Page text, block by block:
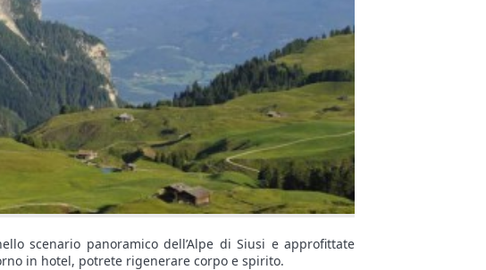
scenario panoramico dell’Alpe di Siusi e approfittate
in hotel, potrete rigenerare corpo e spirito.